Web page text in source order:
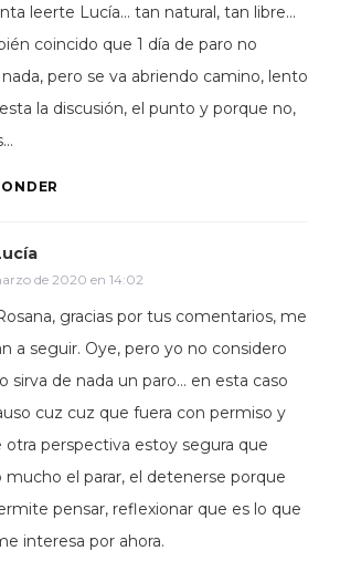
leerte Lucía… tan natural, tan libre…
coincido que 1 día de paro no
pero se va abriendo camino, lento
la discusión, el punto y porque no,
de 2020 en 14:02
gracias por tus comentarios, me
a seguir. Oye, pero yo no considero
sirva de nada un paro… en esta caso
cuz cuz que fuera con permiso y
otra perspectiva estoy segura que
mucho el parar, el detenerse porque
pensar, reflexionar que es lo que
interesa por ahora.